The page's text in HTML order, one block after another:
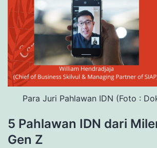
Para Juri Pahlawan IDN (Foto :
5 Pahlawan IDN dari
Gen Z